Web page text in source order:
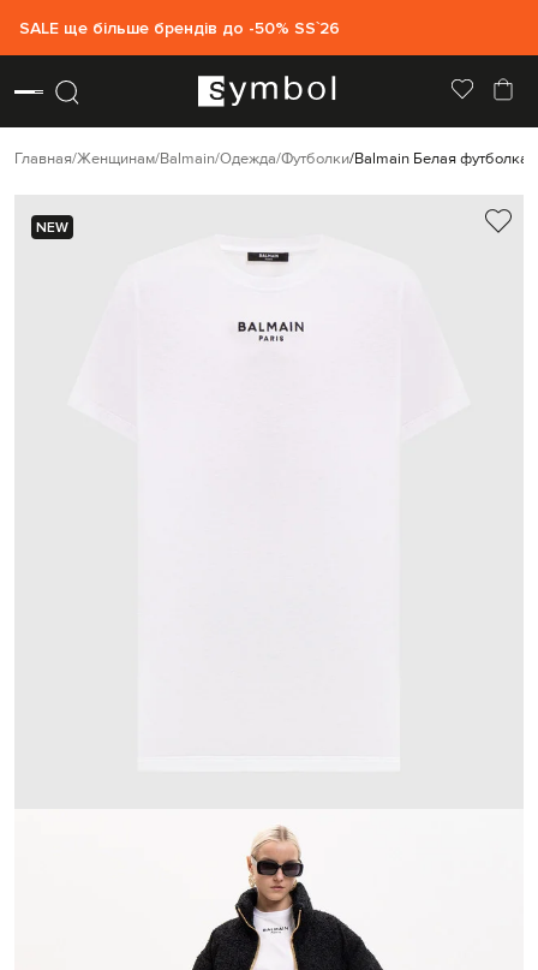
SALE ще більше брендів до -50% SS`26
Главная Женщинам Balmain Одежда Футболки Balmain Белая футболка
NEW